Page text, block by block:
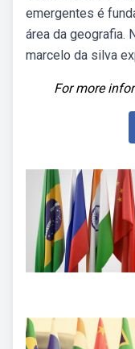
emergentes é
área da geografia.
marcelo da silva
For more